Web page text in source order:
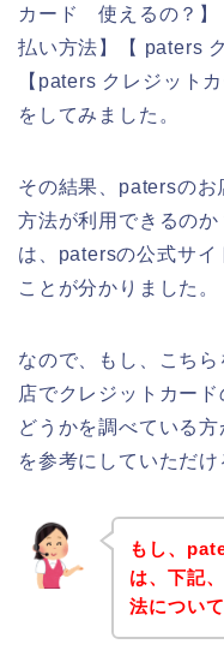
カード 使えるの？
払い方法】【 paters
【paters クレジット
をしてみました。
その結果、patersのお
方法が利用できるの
は、patersの公式サイ
ことが分かりました。
なので、もし、こち
店でクレジットカー
どうかを調べている
を参考にしていただけ
もし、
は、下記
法につい